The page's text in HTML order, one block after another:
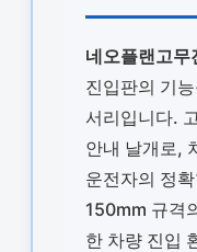
네오플랜고
진입판의 기
서리입니다.
안내 날개로,
운전자의 정
150mm 규격
한 차량 진입